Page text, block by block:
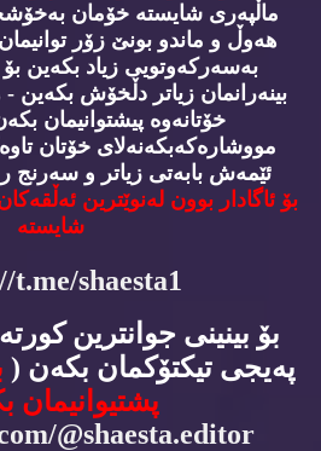
ماڵپه‌ری شایسته‌ خۆمان
هه‌وڵ و ماندو بونێ زۆر
به‌سه‌ركه‌وتویی زیاد بكه‌ین
بینه‌رانمان زیاتر دڵخۆش بكه‌ین
خۆتانه‌وه‌ پیشتوانیمان
مووشاره‌كه‌بكه‌نه‌لای خۆتان
ئێمه‌ش بابه‌تی زیاتر و سه‌رنج
بۆ ئاگادار بوون له‌نوێترین
شایسته‌
t.me/shaesta1
بۆ بینینی جوانترین
په‌یجی تیكتۆكمان بكه‌ن (
پشتیوانیمان
@shaesta.editor